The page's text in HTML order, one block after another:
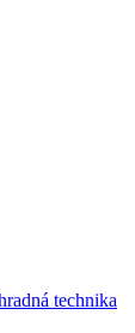
technika